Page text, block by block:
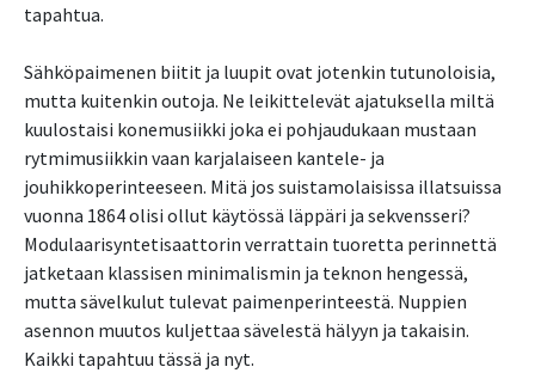
tapahtua.
Sähköpaimenen biitit ja luupit ovat jotenkin tutunoloisia,
mutta kuitenkin outoja. Ne leikittelevät ajatuksella miltä
kuulostaisi konemusiikki joka ei pohjaudukaan mustaan
rytmimusiikkin vaan karjalaiseen kantele- ja
jouhikkoperinteeseen. Mitä jos suistamolaisissa illatsuissa
vuonna 1864 olisi ollut käytössä läppäri ja sekvensseri?
Modulaarisyntetisaattorin verrattain tuoretta perinnettä
jatketaan klassisen minimalismin ja teknon hengessä,
mutta sävelkulut tulevat paimenperinteestä. Nuppien
asennon muutos kuljettaa sävelestä hälyyn ja takaisin.
Kaikki tapahtuu tässä ja nyt.